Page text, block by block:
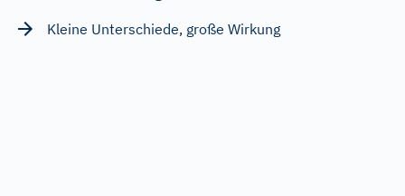
Kleine Unterschiede, große Wirkung